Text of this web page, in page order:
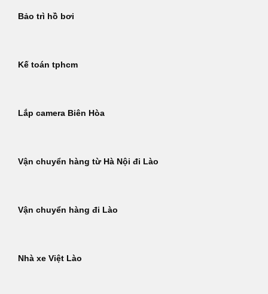
Bảo trì hồ bơi
Kế toán tphcm
Lắp camera Biên Hòa
Vận chuyển hàng từ Hà Nội đi Lào
Vận chuyển hàng đi Lào
Nhà xe Việt Lào